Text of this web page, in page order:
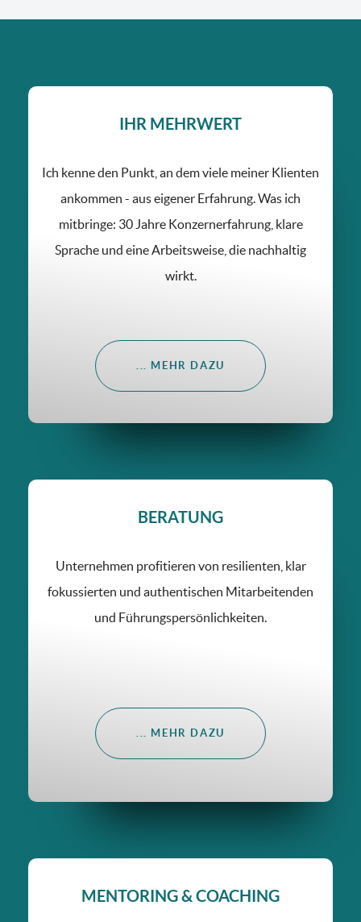
IHR MEHRWERT
Ich kenne den Punkt, an dem viele meiner Klienten
ankommen - aus eigener Erfahrung. Was ich
mitbringe: 30 Jahre Konzernerfahrung, klare
Sprache und eine Arbeitsweise, die nachhaltig
wirkt.
... MEHR DAZU
BERATUNG
Unternehmen profitieren von resilienten, klar
fokussierten und authentischen Mitarbeitenden
und Führungspersönlichkeiten.
... MEHR DAZU
MENTORING & COACHING